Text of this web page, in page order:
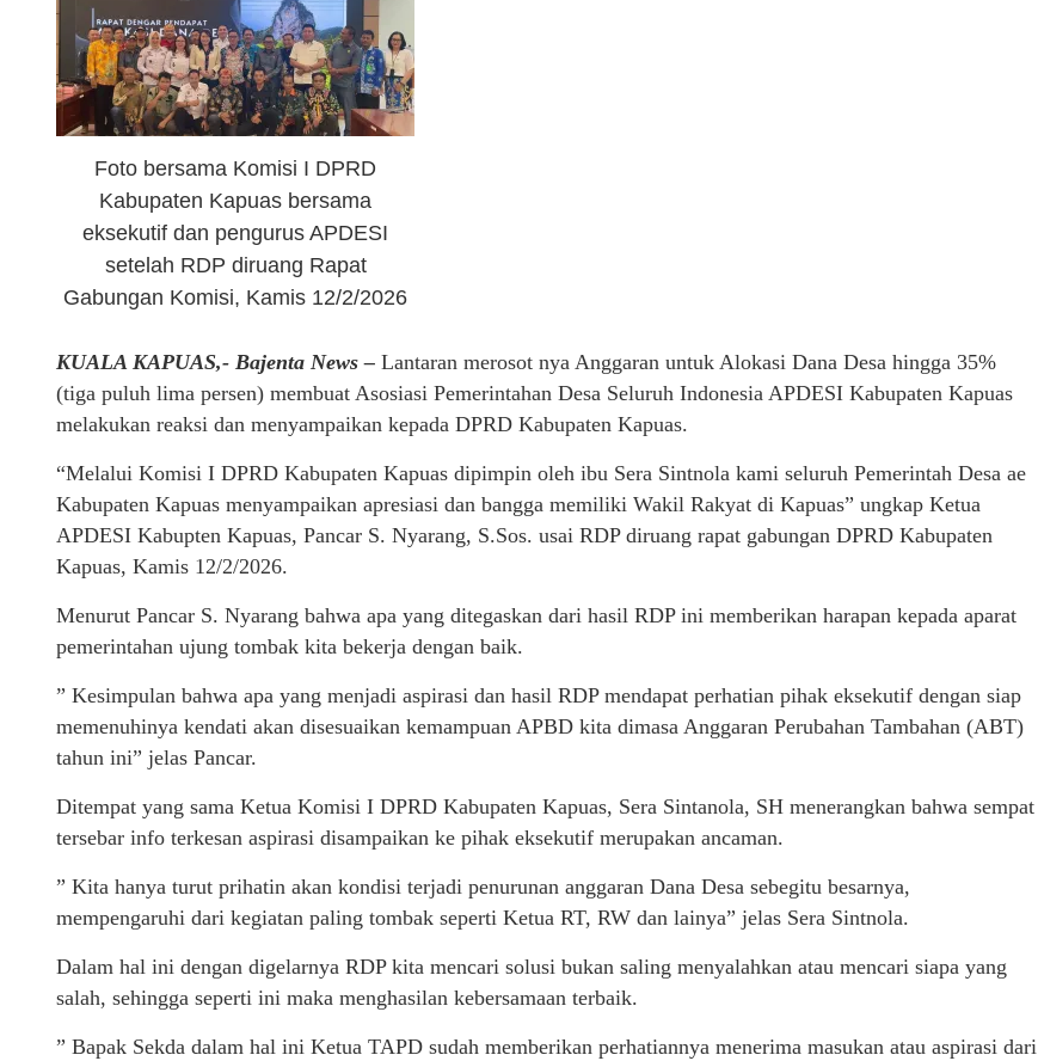
Foto bersama Komisi I DPRD
Kabupaten Kapuas bersama
eksekutif dan pengurus APDESI
setelah RDP diruang Rapat
Gabungan Komisi, Kamis 12/2/2026
KUALA KAPUAS,- Bajenta News – Lantaran merosot nya Anggaran untuk Alokasi Dana Desa hingga 35%
(tiga puluh lima persen) membuat Asosiasi Pemerintahan Desa Seluruh Indonesia APDESI Kabupaten Kapuas
melakukan reaksi dan menyampaikan kepada DPRD Kabupaten Kapuas.
“Melalui Komisi I DPRD Kabupaten Kapuas dipimpin oleh ibu Sera Sintnola kami seluruh Pemerintah Desa ae
Kabupaten Kapuas menyampaikan apresiasi dan bangga memiliki Wakil Rakyat di Kapuas” ungkap Ketua
APDESI Kabupten Kapuas, Pancar S. Nyarang, S.Sos. usai RDP diruang rapat gabungan DPRD Kabupaten
Kapuas, Kamis 12/2/2026.
Menurut Pancar S. Nyarang bahwa apa yang ditegaskan dari hasil RDP ini memberikan harapan kepada aparat
pemerintahan ujung tombak kita bekerja dengan baik.
” Kesimpulan bahwa apa yang menjadi aspirasi dan hasil RDP mendapat perhatian pihak eksekutif dengan siap
memenuhinya kendati akan disesuaikan kemampuan APBD kita dimasa Anggaran Perubahan Tambahan (ABT)
tahun ini” jelas Pancar.
Ditempat yang sama Ketua Komisi I DPRD Kabupaten Kapuas, Sera Sintanola, SH menerangkan bahwa sempat
tersebar info terkesan aspirasi disampaikan ke pihak eksekutif merupakan ancaman.
” Kita hanya turut prihatin akan kondisi terjadi penurunan anggaran Dana Desa sebegitu besarnya,
mempengaruhi dari kegiatan paling tombak seperti Ketua RT, RW dan lainya” jelas Sera Sintnola.
Dalam hal ini dengan digelarnya RDP kita mencari solusi bukan saling menyalahkan atau mencari siapa yang
salah, sehingga seperti ini maka menghasilan kebersamaan terbaik.
” Bapak Sekda dalam hal ini Ketua TAPD sudah memberikan perhatiannya menerima masukan atau aspirasi dari